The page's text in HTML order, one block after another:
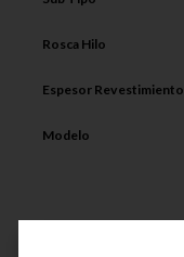
Rosca Hilo
Espesor Revestimiento
Modelo